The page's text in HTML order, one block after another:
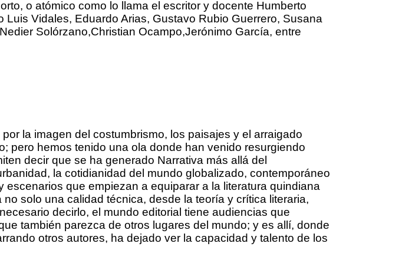
o atómico como lo llama el escritor y docente Humberto
Vidales, Eduardo Arias, Gustavo Rubio Guerrero, Susana
Solórzano,Christian Ocampo,Jerónimo García, entre
la imagen del costumbrismo, los paisajes y el arraigado
pero hemos tenido una ola donde han venido resurgiendo
decir que se ha generado Narrativa más allá del
la cotidianidad del mundo globalizado, contemporáneo
que empiezan a equiparar a la literatura quindiana
solo una calidad técnica, desde la teoría y crítica literaria,
decirlo, el mundo editorial tiene audiencias que
también parezca de otros lugares del mundo; y es allí, donde
otros autores, ha dejado ver la capacidad y talento de los